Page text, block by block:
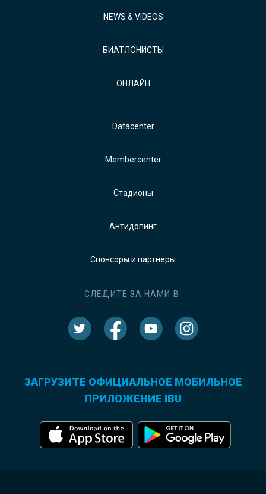
NEWS & VIDEOS
БИАТЛОНИСТЫ
ОНЛАЙН
Datacenter
Membercenter
Стадионы
Антидопинг
Спонсоры и партнеры
СЛЕДИТЕ ЗА НАМИ В:
ЗАГРУЗИТЕ ОФИЦИАЛЬНОЕ МОБИЛЬНОЕ
ПРИЛОЖЕНИЕ IBU